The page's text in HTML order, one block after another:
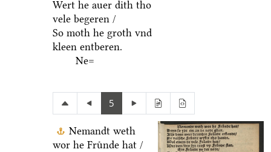
Wert he auer dith tho
vele begeren /
So moth he groth vnd
kleen entberen.
Ne=
5
Nemandt weth
wor he Fruͤnde hat /